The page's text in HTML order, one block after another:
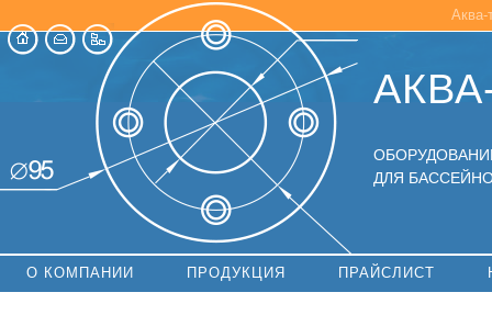
Аква-
ДЛЯ
О КОМПАНИИ ПРОДУКЦИЯ ПРАЙСЛИСТ